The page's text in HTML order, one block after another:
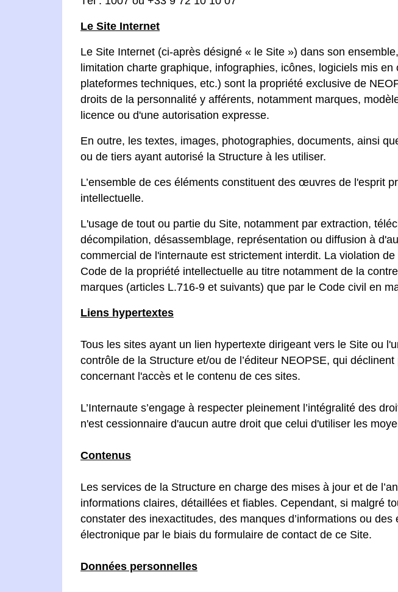
Le Site Internet
Le Site Internet (ci-après désigné « le Site ») dans son
limitation charte graphique, infographies, icônes, logiciels mis
plateformes techniques, etc.) sont la propriété exclusive de
droits de la personnalité y afférents, notamment marques,
licence ou d'une autorisation expresse.
En outre, les textes, images, photographies, documents, ainsi
ou de tiers ayant autorisé la Structure à les utiliser.
L’ensemble de ces éléments constituent des œuvres de l'esprit
intellectuelle.
L'usage de tout ou partie du Site, notamment par extraction,
décompilation, désassemblage, représentation ou diffusion à
commercial de l'internaute est strictement interdit. La violation
Code de la propriété intellectuelle au titre notamment de la
marques (articles L.716-9 et suivants) que par le Code civil en
Liens hypertextes
Tous les sites ayant un lien hypertexte dirigeant vers le Site ou
contrôle de la Structure et/ou de l’éditeur NEOPSE, qui
concernant l'accès et le contenu de ces sites.
L’Internaute s’engage à respecter pleinement l’intégralité des
n'est cessionnaire d'aucun autre droit que celui d'utiliser les
Contenus
Les services de la Structure en charge des mises à jour et de
informations claires, détaillées et fiables. Cependant, si malgré
constater des inexactitudes, des manques d’informations ou
électronique par le biais du formulaire de contact de ce Site.
Données personnelles